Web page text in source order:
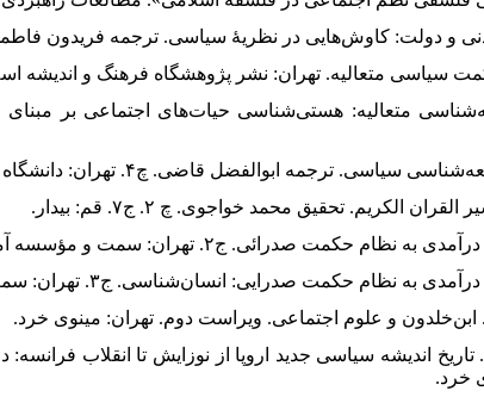
۱۱. طباطبایی، سیدجواد. ۱۳۹۶. تاریخ اندیشه سیاسی جدید اروپا از نوزایش